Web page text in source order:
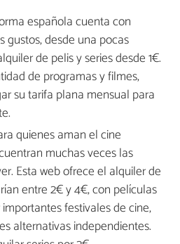
española cuenta con
gustos, desde una pocas
de pelis y series desde 1€.
de programas y filmes,
su tarifa plana mensual para
quienes aman el cine
muchas veces las
Esta web ofrece el alquiler de
entre 2€ y 4€, con películas
festivales de cine,
alternativas independientes.